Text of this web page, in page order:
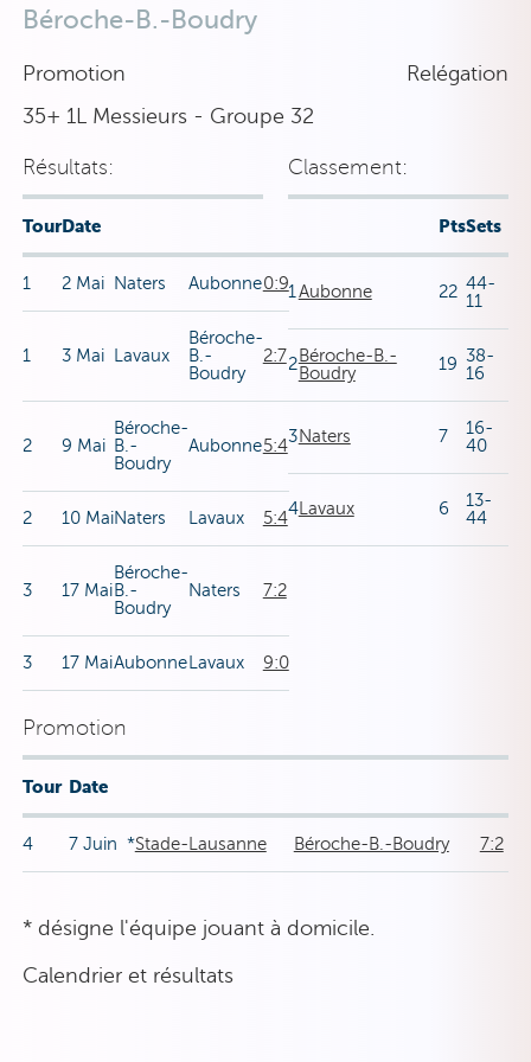
Béroche-B.-Boudry
Promotion
Relégation
35+ 1L Messieurs - Groupe 32
Résultats:
TourDate
1 2 Mai Naters Aubonne0:9
1 3 Mai Lavaux
Béroche-
B.-
Boudry
2:7
2 9 Mai
Béroche-
B.-
Boudry
Aubonne5:4
2 10 MaiNaters Lavaux 5:4
3 17 Mai
Béroche-
B.-
Boudry
Naters 7:2
3 17 MaiAubonne Lavaux 9:0
Classement:
PtsSets
1 Aubonne 22 44-
11
2 Béroche-B.-
Boudry
19 38-
16
3 Naters 7
16-
40
4Lavaux 6
13-
44
Promotion
Tour Date
4 7 Juin *Stade-Lausanne Béroche-B.-Boudry 7:2
* désigne l'équipe jouant à domicile.
Calendrier et résultats